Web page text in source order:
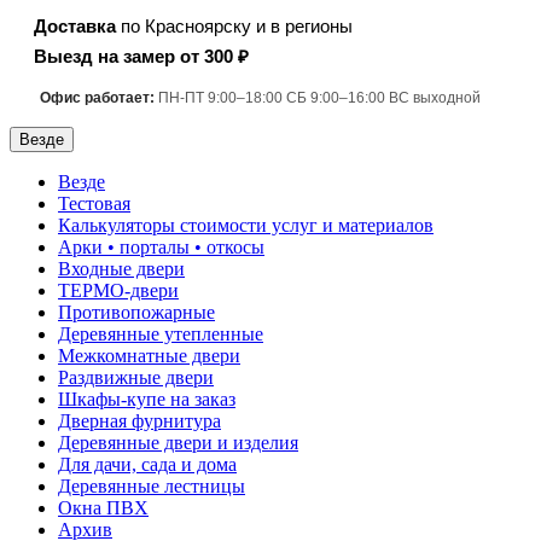
Доставкапо Красноярску и в регионы
Выезд на замер от 300 ₽
Офис работает: ПН-ПТ 9:00–18:00 СБ 9:00–16:00 ВС выходной
Везде
Везде
Тестовая
Калькуляторы стоимости услуг и материалов
Арки • порталы • откосы
Входные двери
ТЕРМО-двери
Противопожарные
Деревянные утепленные
Межкомнатные двери
Раздвижные двери
Шкафы-купе на заказ
Дверная фурнитура
Деревянные двери и изделия
Для дачи, сада и дома
Деревянные лестницы
Окна ПВХ
Архив